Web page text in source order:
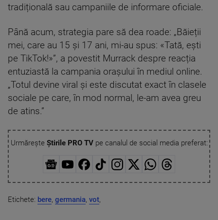
tradițională sau campaniile de informare oficiale.
Până acum, strategia pare să dea roade: „Băieții
mei, care au 15 și 17 ani, mi-au spus: «Tată, ești
pe TikTok!»”, a povestit Murrack despre reacția
entuziastă la campania orașului în mediul online.
„Totul devine viral și este discutat exact în clasele
sociale pe care, în mod normal, le-am avea greu
de atins.”
Urmărește Știrile PRO TVpe canalul de social media preferat:
Etichete: bere, germania, vot,